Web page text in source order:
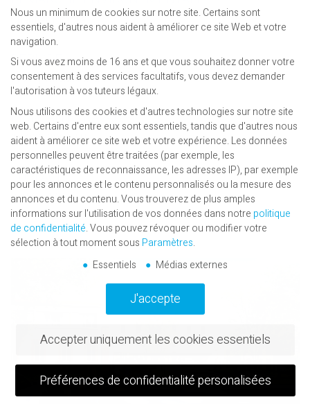
Chantier Propre
PERIODE
2022 | Travaux 6 ans
MONTANT TRAVAUX
16 200 000€ HT
SURFACE
8 750m² (SU)
Nous un minimum de cookies sur notre site. Certains sont
essentiels, d'autres nous aident à améliorer ce site Web et votre
navigation.
Si vous avez moins de 16 ans et que vous souhaitez donner votre
consentement à des services facultatifs, vous devez demander
l'autorisation à vos tuteurs légaux.
Nous utilisons des cookies et d'autres technologies sur notre site
web. Certains d'entre eux sont essentiels, tandis que d'autres nous
aident à améliorer ce site web et votre expérience. Les données
personnelles peuvent être traitées (par exemple, les
caractéristiques de reconnaissance, les adresses IP), par exemple
pour les annonces et le contenu personnalisés ou la mesure des
annonces et du contenu.Vous trouverez de plus amples
informations sur l'utilisation de vos données dans notre politique
de confidentialité.Vous pouvez révoquer ou modifier votre
sélection à tout moment sous Paramètres.
Essentiels
Médias externes
J'accepte
Accepter uniquement les cookies essentiels
Préférences de confidentialité personalisées